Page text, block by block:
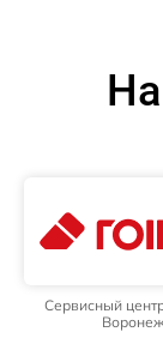
Сервисный